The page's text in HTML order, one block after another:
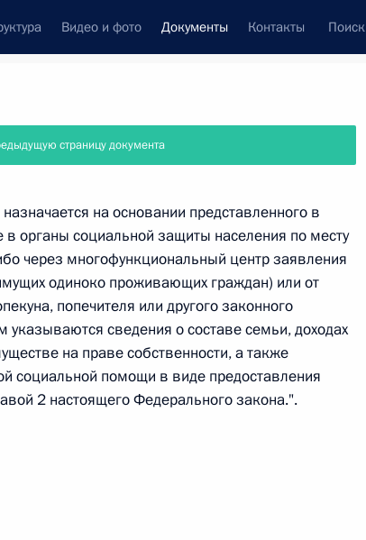
Видео и фото Документы Контакты Поиск
дата принятия
страницу документа
на основании представленного в
органы социальной защиты населения по месту
через многофункциональный центр заявления
одиноко проживающих граждан) или от
попечителя или другого законного
указываются сведения о составе семьи, доходах
на праве собственности, а также
социальной помощи в виде предоставления
2 настоящего Федерального закона.".